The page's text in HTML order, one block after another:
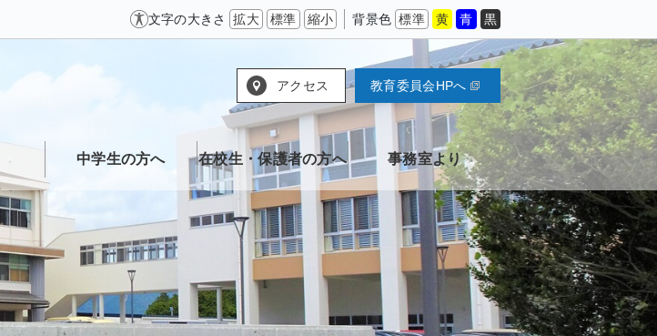
文字の大きさ 拡大 標準 縮小 背景色 標準 黄 青 黒
アクセス 教育委員会HPへ
中学生の方へ 在校生・保護者の方へ 事務室より